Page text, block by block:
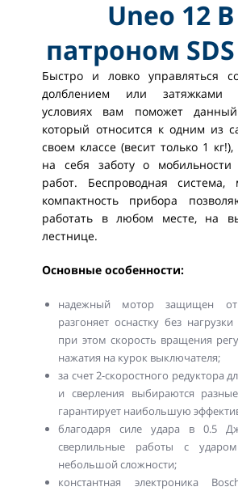
Uneo 12
патроном
Быстро и ловко управляться
долблением или
условиях вам поможет
который относится к одним из
своем классе (весит только 1
на себя заботу о
работ. Беспроводная
компактность прибора
работать в любом месте, на
лестнице.
Основные особенности:
надежный мотор защищен
разгоняет оснастку без
при этом скорость вращения
нажатия на курок выключателя;
за счет 2-скоростного редуктора
и сверления выбираются
гарантирует наибольшую
благодаря силе удара в 0.5
сверлильные работы с
небольшой сложности;
константная электроника